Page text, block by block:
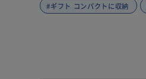
#ギフト コンパクトに収納